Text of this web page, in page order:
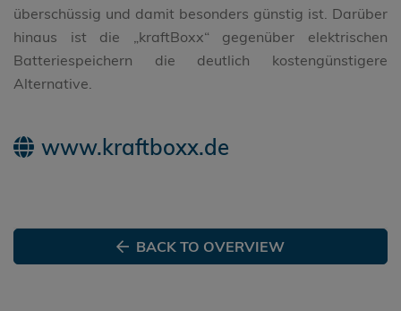
überschüssig und damit besonders günstig ist. Darüber
hinaus ist die „kraftBoxx“ gegenüber elektrischen
Batteriespeichern die deutlich kostengünstigere
Alternative.
www.kraftboxx.de
BACK TO OVERVIEW